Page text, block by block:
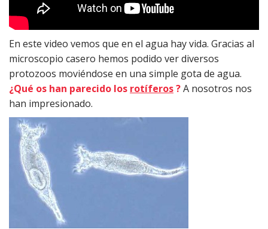
En este video vemos que en el agua hay vida. Gracias al
microscopio casero hemos podido ver diversos
protozoos moviéndose en una simple gota de agua.
¿Qué os han parecido los rotíferos?A nosotros nos
han impresionado.